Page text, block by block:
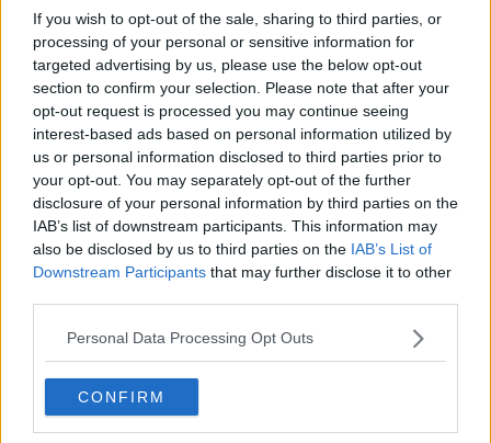
If you wish to opt-out of the sale, sharing to third parties, or
processing of your personal or sensitive information for
targeted advertising by us, please use the below opt-out
section to confirm your selection. Please note that after your
opt-out request is processed you may continue seeing
interest-based ads based on personal information utilized by
us or personal information disclosed to third parties prior to
your opt-out. You may separately opt-out of the further
disclosure of your personal information by third parties on the
IAB’s list of downstream participants. This information may
also be disclosed by us to third parties on the IAB’s List of
Downstream Participants that may further disclose it to other
Personal Data Processing Opt Outs
CONFIRM
Covid, 1 morto e 527 casi in provincia di Lucca
Covid, 637 nuovi casi tra Garfagnana e Versilia
Covid, 607 nuovi casi in provincia di Lucca
​Covid, 881 casi tra Piana, Versilia e Garfagnana
Covid, 127 casi tra Piana, Versilia e Garfagnana
Covid, 408 nuovi positivi e nessuna vittima
Covid, 669 nuovi casi di contagio in 24 ore
Covid, una vittima e 888 nuovi casi
Covid, 501 casi e una vittima in provincia